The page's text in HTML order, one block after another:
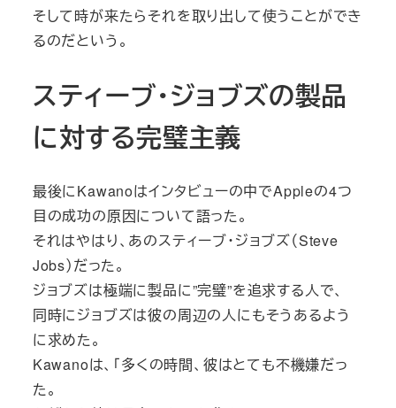
そして時が来たらそれを取り出して使うことができ
るのだという。
スティーブ・ジョブズの製品
に対する完璧主義
最後にKawanoはインタビューの中でAppleの4つ
目の成功の原因について語った。
それはやはり、あのスティーブ・ジョブズ（Steve
Jobs）だった。
ジョブズは極端に製品に”完璧”を追求する人で、
同時にジョブズは彼の周辺の人にもそうあるよう
に求めた。
Kawanoは、「多くの時間、彼はとても不機嫌だっ
た。